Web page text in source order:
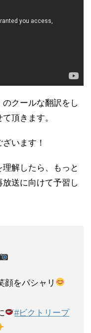
クールな翻訳をし
頂きます。
います！
解したら、もっと
送に向けて予習し
顔をパシャリ
#ビクトリープ